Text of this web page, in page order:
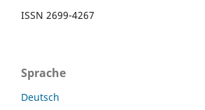
ISSN 2699-4267
Sprache
Deutsch